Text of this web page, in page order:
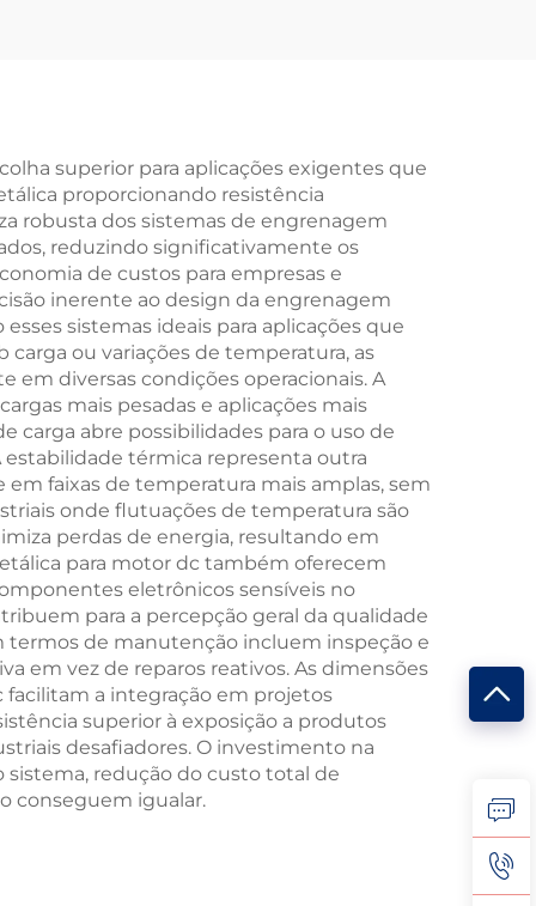
superior para aplicações exigentes que
proporcionando resistência
robusta dos sistemas de engrenagem
reduzindo significativamente os
de custos para empresas e
inerente ao design da engrenagem
sistemas ideais para aplicações que
ou variações de temperatura, as
diversas condições operacionais. A
mais pesadas e aplicações mais
carga abre possibilidades para o uso de
térmica representa outra
faixas de temperatura mais amplas, sem
onde flutuações de temperatura são
perdas de energia, resultando em
para motor dc também oferecem
eletrônicos sensíveis no
para a percepção geral da qualidade
termos de manutenção incluem inspeção e
em vez de reparos reativos. As dimensões
a integração em projetos
superior à exposição a produtos
desafiadores. O investimento na
redução do custo total de
conseguem igualar.